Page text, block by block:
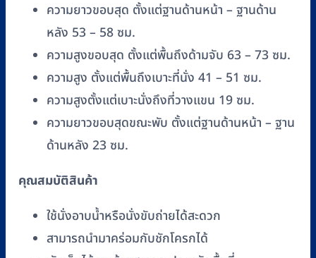
09 ความยาวขอบสุด ตั้งแต่ฐานด้านหน้า – ฐานด้าน
หลัง 53 – 58 ซม.
ความสูงขอบสุด ตั้งแต่พื้นถึงด้ามจับ 63 – 73 ซม.
ความสูง ตั้งแต่พื้นถึงเบาะที่นั่ง 41 – 51 ซม.
ความสูงตั้งแต่เบาะนั่งถึงที่วางแขน 19 ซม.
ความยาวขอบสุดขณะพับ ตั้งแต่ฐานด้านหน้า – ฐาน
ด้านหลัง 23 ซม.
คุณสมบัติสินค้า
ใช้นั่งอาบน้ำหรือนั่งขับถ่ายได้สะดวก
สามารถนำมาคร่อมกับชักโครกได้